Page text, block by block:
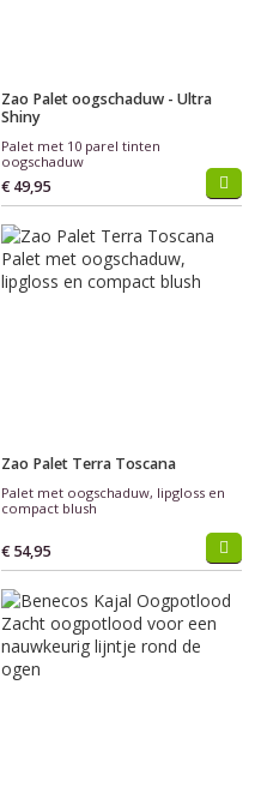
Zao Palet oogschaduw - Ultra
Shiny
Palet met 10 parel tinten
oogschaduw
€ 49,95
Zao Palet Terra Toscana
Palet met oogschaduw, lipgloss en
compact blush
€ 54,95